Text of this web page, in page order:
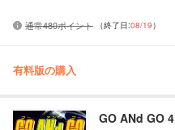
通常480ポイント （終了日:08/19）
有料版の購入
GO ANd GO 4